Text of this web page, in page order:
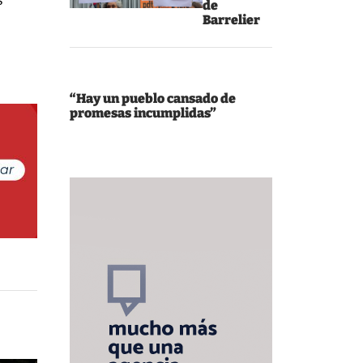
de
Barrelier
“Hay un pueblo cansado de
promesas incumplidas”